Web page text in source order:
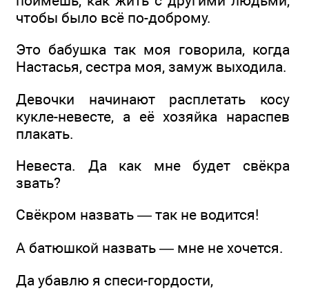
чтобы было всё по-доброму.
Это бабушка так моя говорила, когда
Настасья, сестра моя, замуж выходила.
Девочки начинают расплетать косу
кукле-невесте, а её хозяйка нараспев
плакать.
Невеста. Да как мне будет свёкра
звать?
Свёкром назвать — так не водится!
А батюшкой назвать — мне не хочется.
Да убавлю я спеси-гордости,